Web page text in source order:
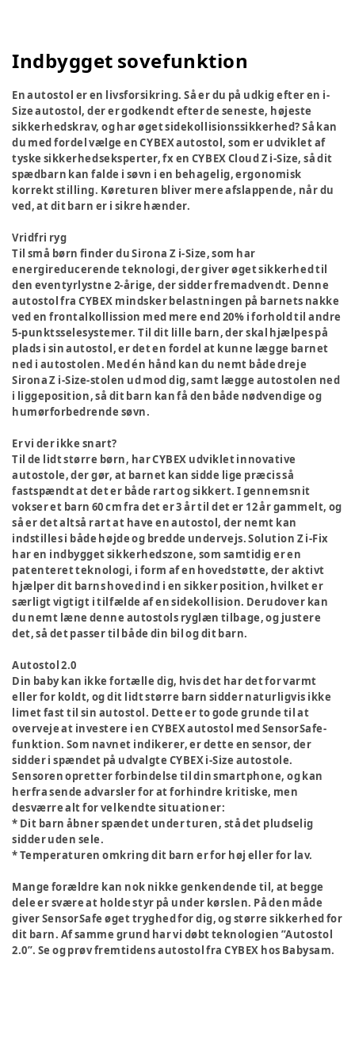
Indbygget sovefunktion
En autostol er en livsforsikring. Så er du på udkig efter en i-
Size autostol, der er godkendt efter de seneste, højeste
sikkerhedskrav, og har øget sidekollisionssikkerhed? Så kan
du med fordel vælge en CYBEX autostol, som er udviklet af
tyske sikkerhedseksperter, fx en CYBEX Cloud Z i-Size, så dit
spædbarn kan falde i søvn i en behagelig, ergonomisk
korrekt stilling. Køreturen bliver mere afslappende, når du
ved, at dit barn er i sikre hænder.
Vridfri ryg
Til små børn finder du Sirona Z i-Size, som har
energireducerende teknologi, der giver øget sikkerhed til
den eventyrlystne 2-årige, der sidder fremadvendt. Denne
autostol fra CYBEX mindsker belastningen på barnets nakke
ved en frontalkollission med mere end 20% i forhold til andre
5-punktsselesystemer. Til dit lille barn, der skal hjælpes på
plads i sin autostol, er det en fordel at kunne lægge barnet
ned i autostolen. Med én hånd kan du nemt både dreje
Sirona Z i-Size-stolen ud mod dig, samt lægge autostolen ned
i liggeposition, så dit barn kan få den både nødvendige og
humørforbedrende søvn.
Er vi der ikke snart?
Til de lidt større børn, har CYBEX udviklet innovative
autostole, der gør, at barnet kan sidde lige præcis så
fastspændt at det er både rart og sikkert. I gennemsnit
vokser et barn 60 cm fra det er 3 år til det er 12 år gammelt, og
så er det altså rart at have en autostol, der nemt kan
indstilles i både højde og bredde undervejs. Solution Z i-Fix
har en indbygget sikkerhedszone, som samtidig er en
patenteret teknologi, i form af en hovedstøtte, der aktivt
hjælper dit barns hoved ind i en sikker position, hvilket er
særligt vigtigt i tilfælde af en sidekollision. Derudover kan
du nemt læne denne autostols ryglæn tilbage, og justere
det, så det passer til både din bil og dit barn.
Autostol 2.0
Din baby kan ikke fortælle dig, hvis det har det for varmt
eller for koldt, og dit lidt større barn sidder naturligvis ikke
limet fast til sin autostol. Dette er to gode grunde til at
overveje at investere i en CYBEX autostol med SensorSafe-
funktion. Som navnet indikerer, er dette en sensor, der
sidder i spændet på udvalgte CYBEX i-Size autostole.
Sensoren opretter forbindelse til din smartphone, og kan
herfra sende advarsler for at forhindre kritiske, men
desværre alt for velkendte situationer:
* Dit barn åbner spændet under turen, stå det pludselig
sidder uden sele.
* Temperaturen omkring dit barn er for høj eller for lav.
Mange forældre kan nok nikke genkendende til, at begge
dele er svære at holde styr på under kørslen. På den måde
giver SensorSafe øget tryghed for dig, og større sikkerhed for
dit barn. Af samme grund har vi døbt teknologien ”Autostol
2.0”. Se og prøv fremtidens autostol fra CYBEX hos Babysam.